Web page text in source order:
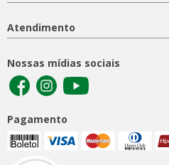
Atendimento
Nossas mídias sociais
Pagamento